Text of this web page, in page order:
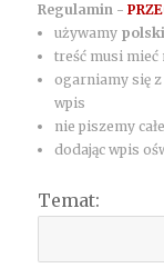
Regulamin -
używamy
treść musi
ogarniamy się z
wpis
nie piszemy
dodając wpis
Temat: